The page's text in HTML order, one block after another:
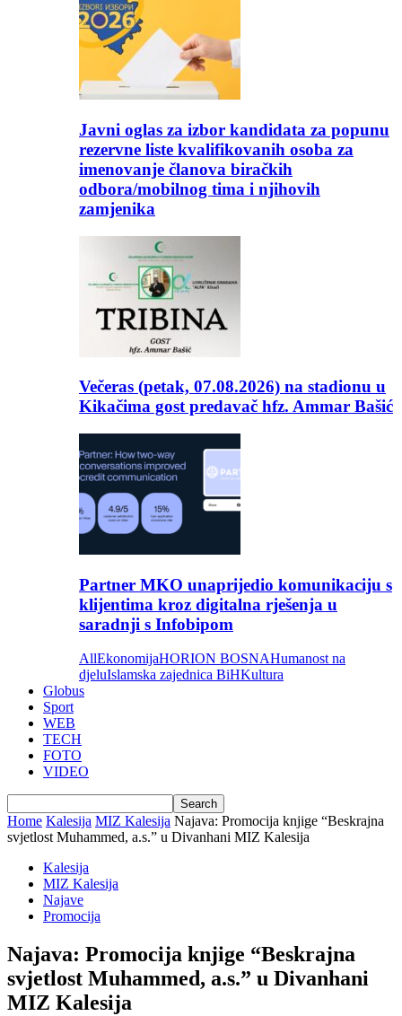
Javni oglas za izbor kandidata za popunu
rezervne liste kvalifikovanih osoba za
imenovanje članova biračkih
odbora/mobilnog tima i njihovih
zamjenika
Večeras (petak, 07.08.2026) na stadionu u
Kikačima gost predavač hfz. Ammar Bašić
Partner MKO unaprijedio komunikaciju s
klijentima kroz digitalna rješenja u
saradnji s Infobipom
AllEkonomijaHORION BOSNAHumanost na
djeluIslamska zajednica BiHKultura
Globus
Sport
WEB
TECH
FOTO
VIDEO
Home Kalesija MIZ Kalesija Najava: Promocija knjige “Beskrajna
svjetlost Muhammed, a.s.” u Divanhani MIZ Kalesija
Kalesija
MIZ Kalesija
Najave
Promocija
Najava: Promocija knjige “Beskrajna
svjetlost Muhammed, a.s.” u Divanhani
MIZ Kalesija